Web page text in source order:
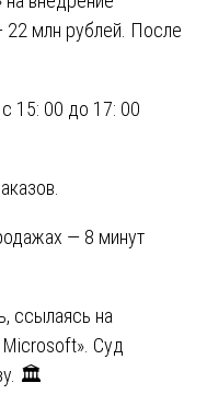
22 млн рублей. После
15: 00 до 17: 00
— 8 минут
ссылаясь на
Microsoft». Суд
🏛️